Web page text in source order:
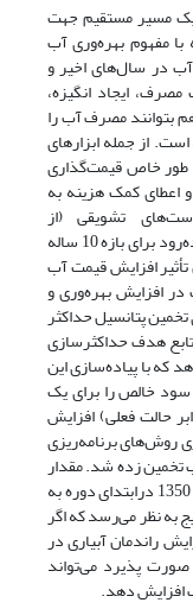
یک مسیر مستقیم جهت
مفهوم بهره‌وری آب
در سال‌های اخیر و
ایجاد انگیزه،
بتوانند مصرف آب را
از جمله ابزارهای
طور خاص قیمت‌گذاری
کمک هزینه به
تشویقی (از
زیرمجموعه‌های ابزار اقتصادی) در حوضه زاینده‌رود برای بازه 10 ساله
تأثیر افزایش قیمت آب
افزایش بهره‌وری و
پتانسیل حداکثر
هدف حداکثرسازی
با پیاده‌سازی این
خالص را برای یک
ساله به 24932 میلیون ریال (8/1 برابر حالت فعلی) افزایش
روش‌های برنامه‌ریزی
تخمین زده شد. مقدار
ارزش اقتصادی آب به دلیل افزایش راندمان از 1350 درابتدای دوره به
به نظر می‌رسد که اگر
راندمان آبیاری در
پذیرد می‌تواند
افزایش دهد.